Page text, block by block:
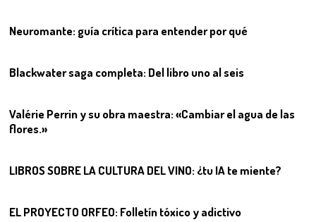
Neuromante: guía crítica para entender por qué
Blackwater saga completa: Del libro uno al seis
Valérie Perrin y su obra maestra: «Cambiar el agua de las
flores.»
LIBROS SOBRE LA CULTURA DEL VINO: ¿tu IA te miente?07
EL PROYECTO ORFEO: Folletín tóxico y adictivo